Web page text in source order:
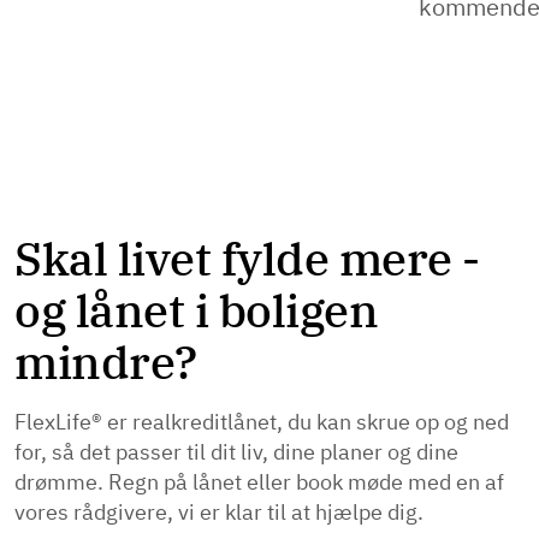
Skal livet fylde mere -
og lånet i boligen
mindre?
FlexLife® er realkreditlånet, du kan skrue op og ned
for, så det passer til dit liv, dine planer og dine
drømme. Regn på lånet eller book møde med en af
vores rådgivere, vi er klar til at hjælpe dig.